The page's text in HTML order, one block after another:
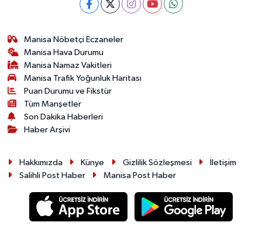
Manisa Nöbetçi Eczaneler
Manisa Hava Durumu
Manisa Namaz Vakitleri
Manisa Trafik Yoğunluk Haritası
Puan Durumu ve Fikstür
Tüm Manşetler
Son Dakika Haberleri
Haber Arşivi
Hakkımızda Künye Gizlilik Sözleşmesi
İletişim
Salihli Post Haber
Manisa Post Haber